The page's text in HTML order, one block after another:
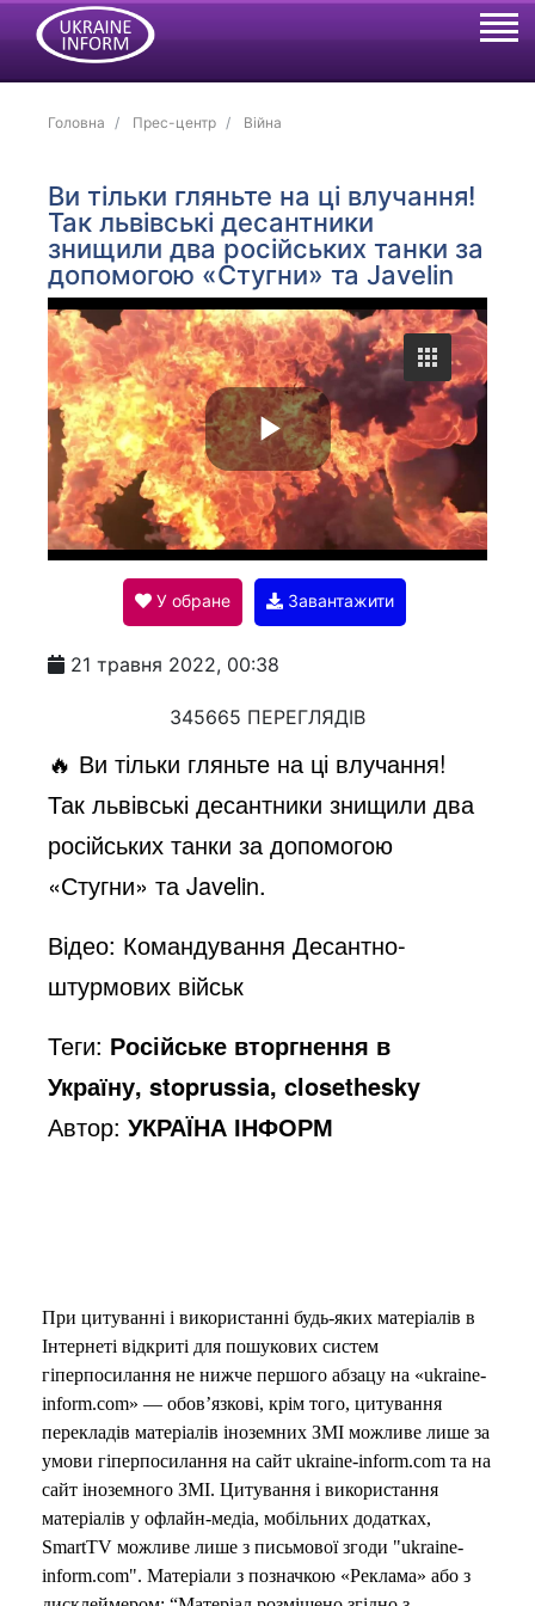
Головна Прес-центр Війна
Ви тільки гляньте на ці влучання!
Так львівські десантники
знищили два російських танки за
допомогою «Стугни» та Javelin
P
l
a
y
V
d
e
o
У обране Завантажити
21 травня 2022, 00:38
345665 ПЕРЕГЛЯДІВ
🔥 Ви тільки гляньте на ці влучання!
Так львівські десантники знищили два
російських танки за допомогою
«Стугни» та Javelin.
Відео: Командування Десантно-
штурмових військ
Теги: Російське вторгнення в
Україну, stoprussia, closethesky
Автор:УКРАЇНА ІНФОРМ
При цитуванні і використанні будь-яких матеріалів в
Інтернеті відкриті для пошукових систем
гіперпосилання не нижче першого абзацу на «ukraine-
inform.com» — обов’язкові, крім того, цитування
перекладів матеріалів іноземних ЗМІ можливе лише за
умови гіперпосилання на сайт ukraine-inform.com та на
сайт іноземного ЗМІ. Цитування і використання
матеріалів у офлайн-медіа, мобільних додатках,
SmartTV можливе лише з письмової згоди "ukraine-
inform.com". Матеріали з позначкою «Реклама» або з